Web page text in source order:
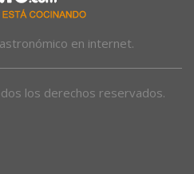
en internet.
los derechos reservados.